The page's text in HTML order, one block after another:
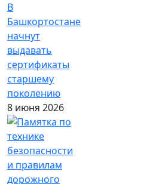
В
Башкортостане
начнут
выдавать
сертификаты
старшему
поколению
8 июня 2026